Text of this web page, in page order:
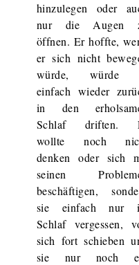
hinzulegen oder
nur die Augen
öffnen. Er hoffte,
er sich nicht
würde, würde
einfach wieder
in den
Schlaf driften.
wollte noch
denken oder sich
seinen
beschäftigen,
sie einfach nur
Schlaf vergessen,
sich fort schieben
sie nur noch